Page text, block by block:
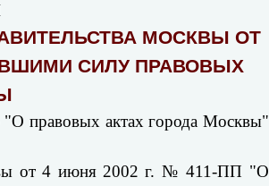
МОСКВЫ ОТ
СИЛУ ПРАВОВЫХ
правовых актах города Москвы"
от 4 июня 2002 г. № 411-ПП "О